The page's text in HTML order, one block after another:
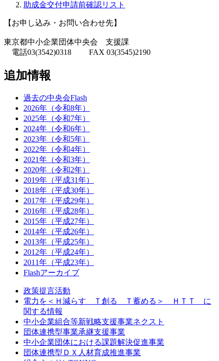
助成金交付申請前確認リスト
【お申し込み・お問い合わせ先】
東京都中小企業団体中央会 支援課
電話03(3542)0318 FAX 03(3545)2190
追加情報
過去の中央会Flash
2026年（令和8年）
2025年（令和7年）
2024年（令和6年）
2023年（令和5年）
2022年（令和4年）
2021年（令和3年）
2020年（令和2年）
2019年（平成31年）
2018年（平成30年）
2017年（平成29年）
2016年（平成28年）
2015年（平成27年）
2014年（平成26年）
2013年（平成25年）
2012年（平成24年）
2011年（平成23年）
Flashアーカイブ
政策提言活動
電力を＜Ｈ減らす Ｔ創る Ｔ蓄める＞ ＨＴＴ に
関する情報
中小企業組合等新戦略支援事業ネクスト
団体連携型事業承継支援事業
中小企業団体における課題解決促進事業
団体連携型ＤＸ人材育成推進事業